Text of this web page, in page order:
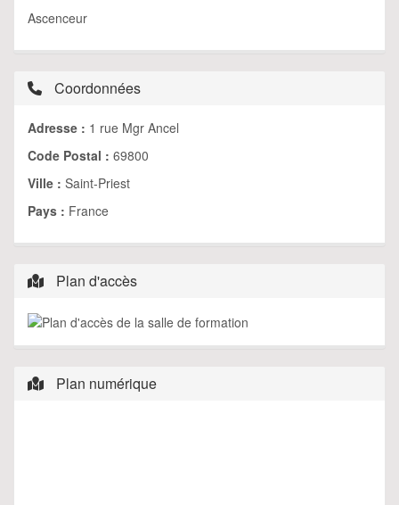
Ascenceur
Coordonnées
Adresse : 1 rue Mgr Ancel
Code Postal : 69800
Ville : Saint-Priest
Pays : France
Plan d'accès
Plan numérique